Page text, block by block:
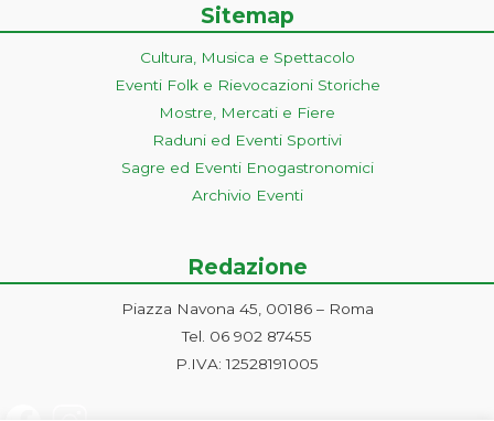
Sitemap
Cultura, Musica e Spettacolo
Eventi Folk e Rievocazioni Storiche
Mostre, Mercati e Fiere
Raduni ed Eventi Sportivi
Sagre ed Eventi Enogastronomici
Archivio Eventi
Redazione
Piazza Navona 45, 00186 – Roma
Tel. 06 902 87455
P.IVA: 12528191005